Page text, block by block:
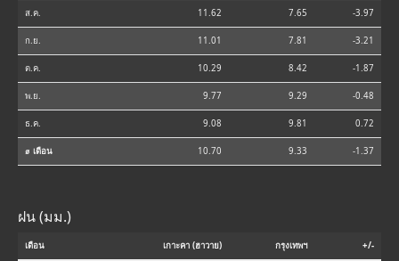
ส.ค. 11.62 7.65 -3.97
ก.ย. 11.01 7.81 -3.21
ต.ค. 10.29 8.42 -1.87
พ.ย. 9.77 9.29 -0.48
ธ.ค. 9.08 9.81 0.72
⌀ เดือน 10.70 9.33 -1.37
ฝน (มม.)
เดือน เกาะคา (ฮาวาย) กรุงเทพฯ +/-